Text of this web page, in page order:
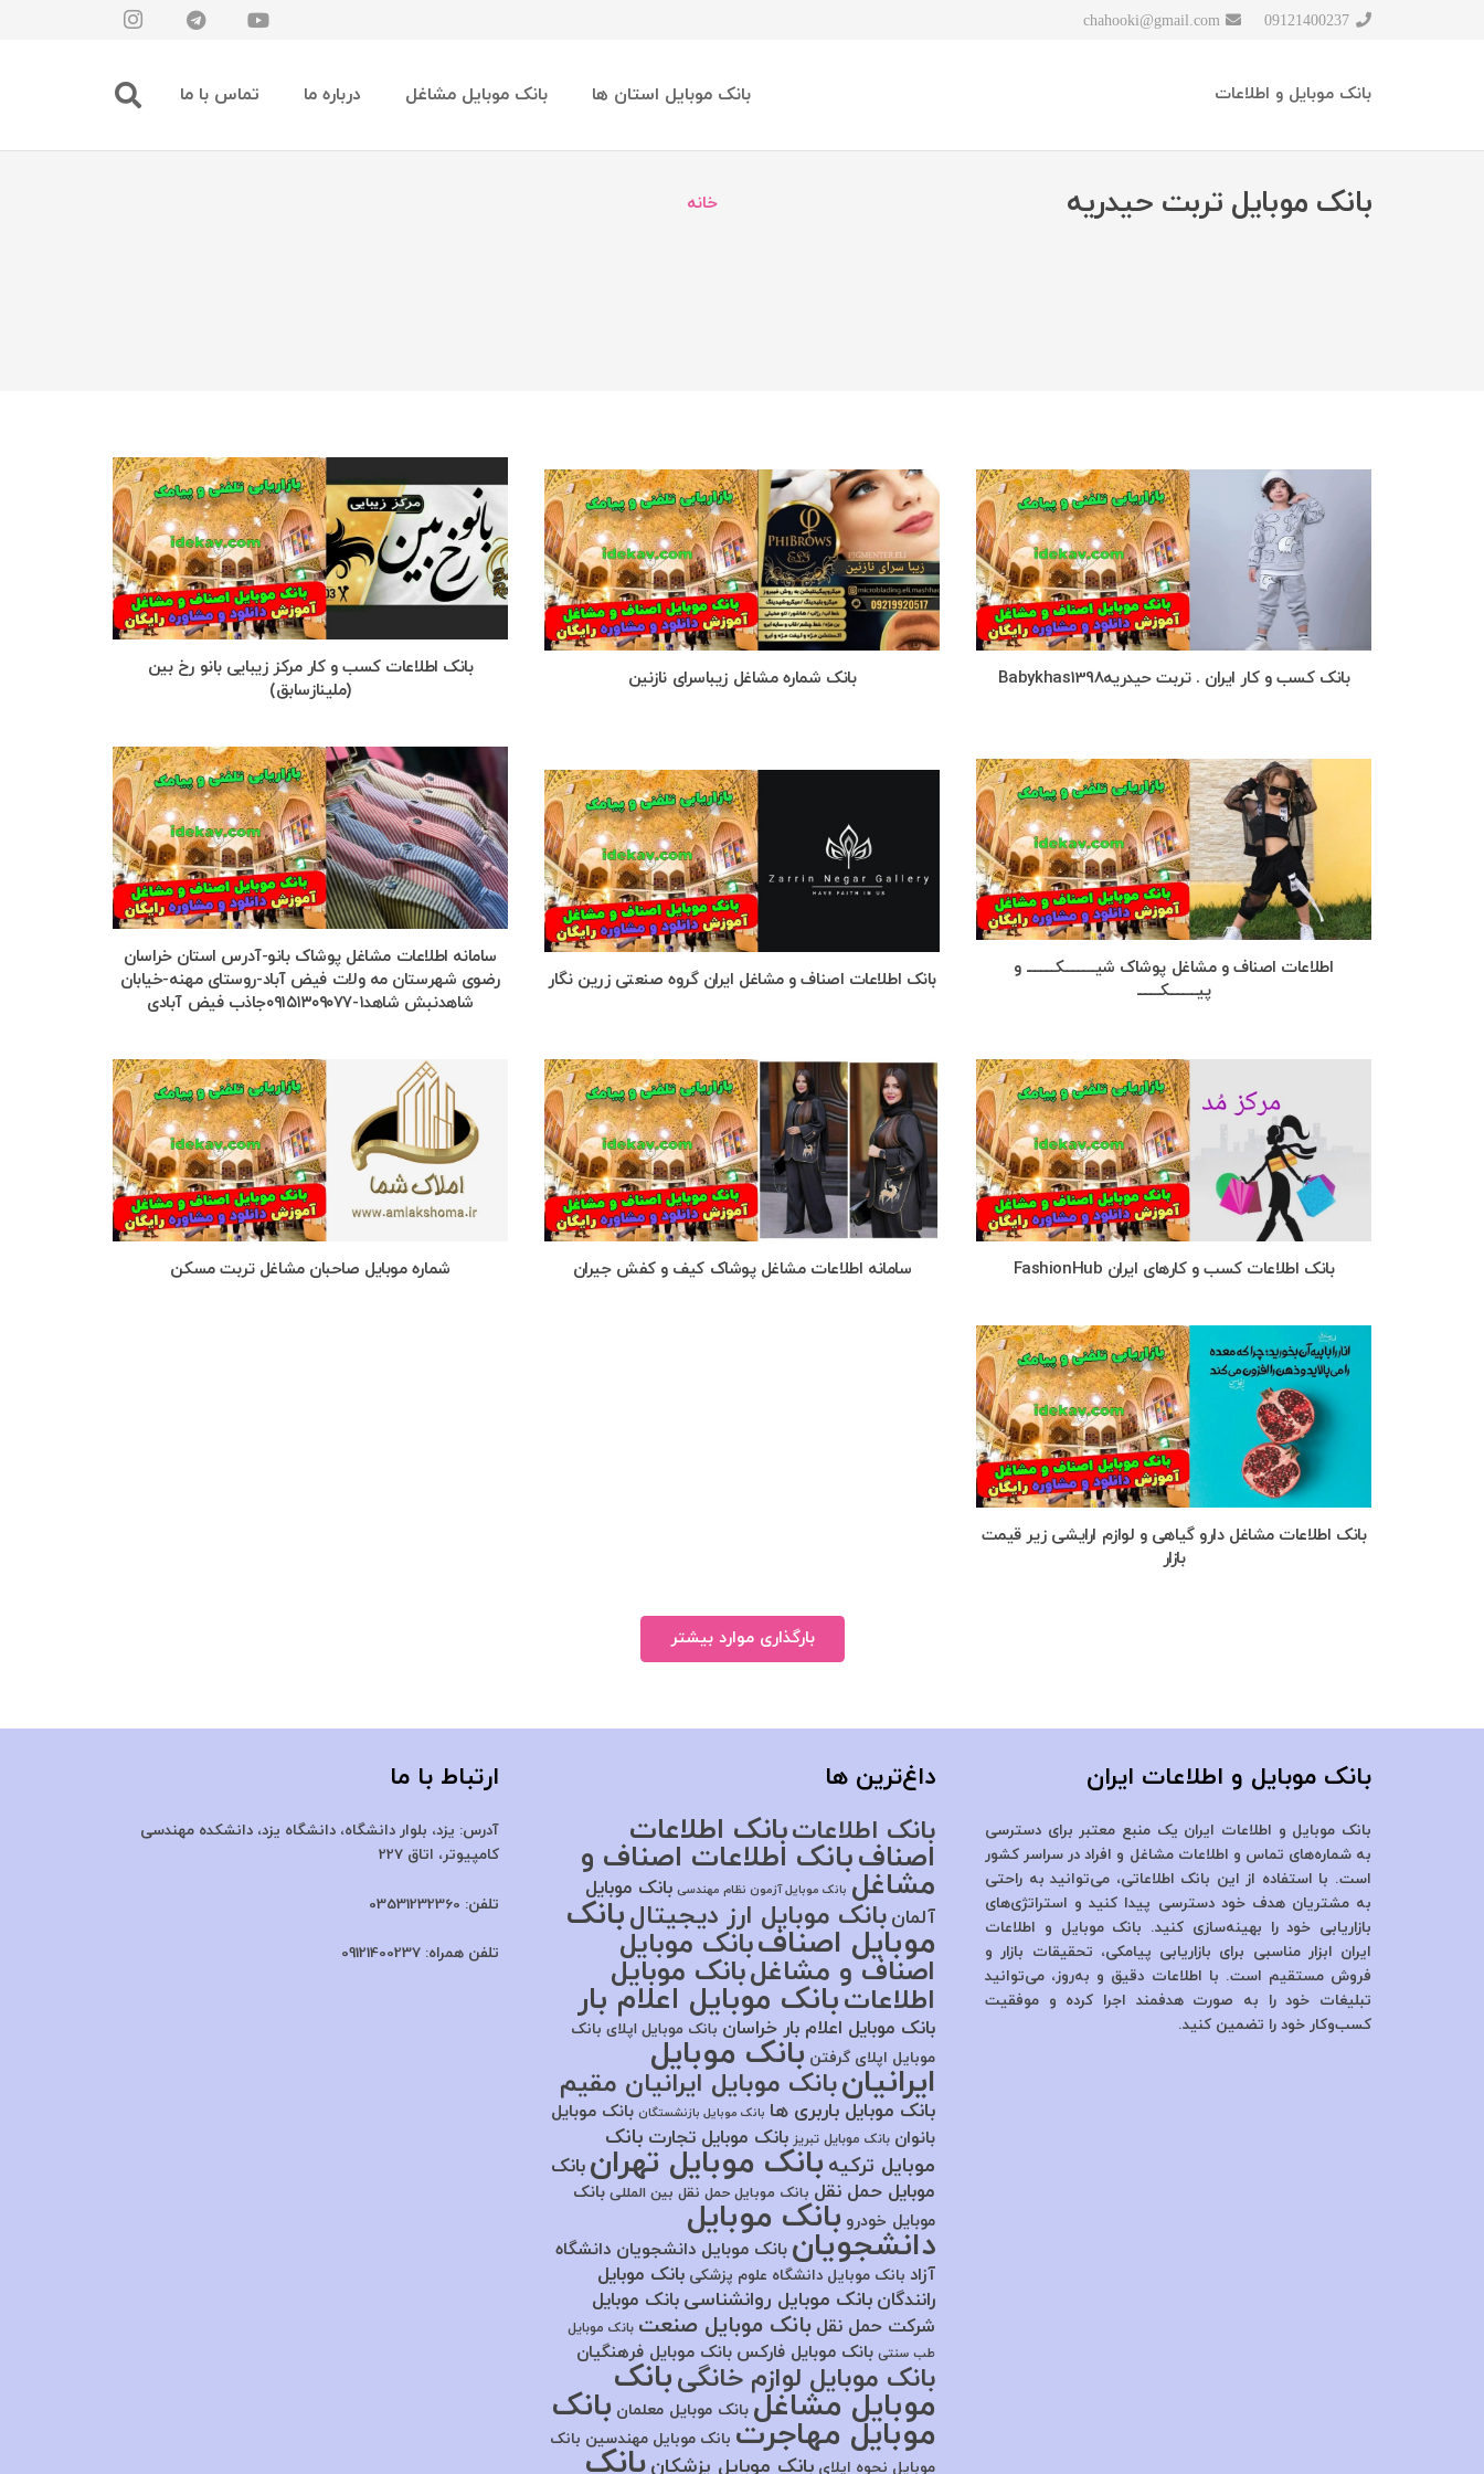
09121400237
chahooki@gmail.com
بانک موبایل و اطلاعات بانک موبایل استان ها بانک موبایل مشاغل درباره ما تماس با ما
بانک موبایل تربت حیدریه خانه
بانک کسب و کار ایران . تربت حیدریهBabykhas1398 بانک شماره مشاغل زیباسرای نازنین
بانک اطلاعات کسب و کار مرکز زیبایی بانو رخ بین
(ملینازسابق)
اطلاعات اصناف و مشاغل پوشاک شیـــــــــــکــــــــــ و
پیــــــــــکــــــــ
بانک اطلاعات اصناف و مشاغل ایران گروه صنعتی زرین نگار
سامانه اطلاعات مشاغل پوشاک بانو-آدرس استان خراسان
رضوی شهرستان مه ولات فیض آباد-روستای مهنه-خیابان
شاهدنبش شاهد۱-۰۹۱۵۱۳۰۹۰۷۷جاذب فیض آبادی
بانک اطلاعات کسب و کارهای ایران FashionHub سامانه اطلاعات مشاغل پوشاک کیف و کفش جیران شماره موبایل صاحبان مشاغل تربت مسکن
بانک اطلاعات مشاغل دارو گیاهی و لوازم ارایشی زیر قیمت
بازار
بارگذاری موارد بیشتر
بانک موبایل و اطلاعات ایران
بانک موبایل و اطلاعات ایران یک منبع معتبر برای دسترسی
به شماره‌های تماس و اطلاعات مشاغل و افراد در سراسر کشور
است. با استفاده از این بانک اطلاعاتی، می‌توانید به راحتی
به مشتریان هدف خود دسترسی پیدا کنید و استراتژی‌های
بازاریابی خود را بهینه‌سازی کنید. بانک موبایل و اطلاعات
ایران ابزار مناسبی برای بازاریابی پیامکی، تحقیقات بازار و
فروش مستقیم است. با اطلاعات دقیق و به‌روز، می‌توانید
تبلیغات خود را به صورت هدفمند اجرا کرده و موفقیت
کسب‌وکار خود را تضمین کنید.
داغ‌ترین ها
بانک اطلاعاتبانک اطلاعات
اصنافبانک اطلاعات اصناف و
مشاغل بانک موبایل آزمون نظام مهندسی بانک موبایل
آلمان بانک موبایل ارز دیجیتالبانک
موبایل اصنافبانک موبایل
اصناف و مشاغلبانک موبایل
اطلاعاتبانک موبایل اعلام بار
بانک موبایل اعلام بار خراسان بانک موبایل اپلای بانک
موبایل اپلای گرفتن بانک موبایل
ایرانیانبانک موبایل ایرانیان مقیم
بانک موبایل باربری ها بانک موبایل بازنشستگان بانک موبایل
بانوان بانک موبایل تبریز بانک موبایل تجارت بانک
موبایل ترکیه بانک موبایل تهران بانک
موبایل حمل نقل بانک موبایل حمل نقل بین المللی بانک
موبایل خودرو بانک موبایل
دانشجویان بانک موبایل دانشجویان دانشگاه
آزاد بانک موبایل دانشگاه علوم پزشکی بانک موبایل
رانندگان بانک موبایل روانشناسی بانک موبایل
شرکت حمل نقل بانک موبایل صنعت بانک موبایل
طب سنتی بانک موبایل فارکس بانک موبایل فرهنگیان
بانک موبایل لوازم خانگیبانک
موبایل مشاغلبانک موبایل معلمان بانک
موبایل مهاجرت بانک موبایل مهندسین بانک
موبایل نحوه اپلای بانک موبایل پزشکان بانک
ارتباط با ما
آدرس: یزد، بلوار دانشگاه، دانشگاه یزد، دانشکده مهندسی
کامپیوتر، اتاق 227
تلفن: 03531232360
تلفن همراه: 09121400237